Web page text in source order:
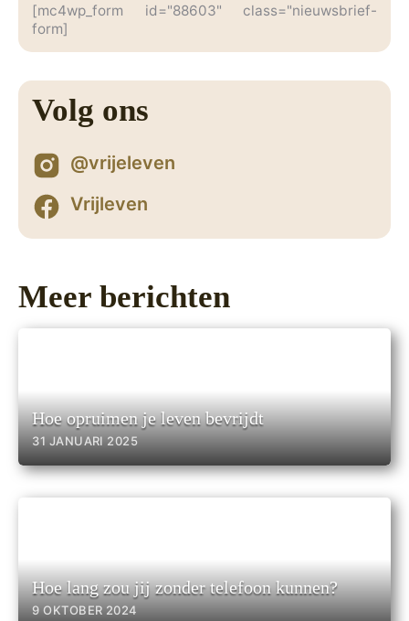
[mc4wp_form id="88603" class="nieuwsbrief-
form]
Volg ons
@vrijeleven
Vrijleven
Meer berichten
Hoe opruimen je leven bevrijdt
31 JANUARI 2025
Hoe lang zou jij zonder telefoon kunnen?
9 OKTOBER 2024